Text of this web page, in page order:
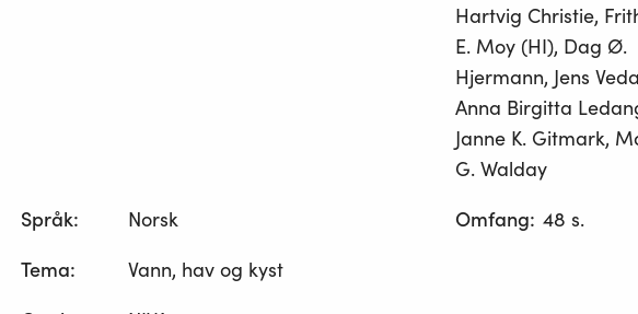
Hartvig Christie,
E. Moy (HI), Dag Ø.
Hjermann, Jens
Anna Birgitta
Janne K. Gitmark,
G. Walday
Språk: Norsk Omfang: 48 s.
Tema:
Vann, hav og kyst